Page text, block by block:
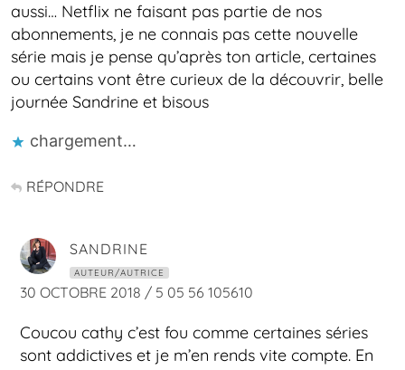
aussi… Netflix ne faisant pas partie de nos
abonnements, je ne connais pas cette nouvelle
série mais je pense qu’après ton article, certaines
ou certains vont être curieux de la découvrir, belle
journée Sandrine et bisous
chargement…
RÉPONDRE
SANDRINE
AUTEUR/AUTRICE
30 OCTOBRE 2018 / 5 05 56 105610
Coucou cathy c’est fou comme certaines séries
sont addictives et je m’en rends vite compte. En